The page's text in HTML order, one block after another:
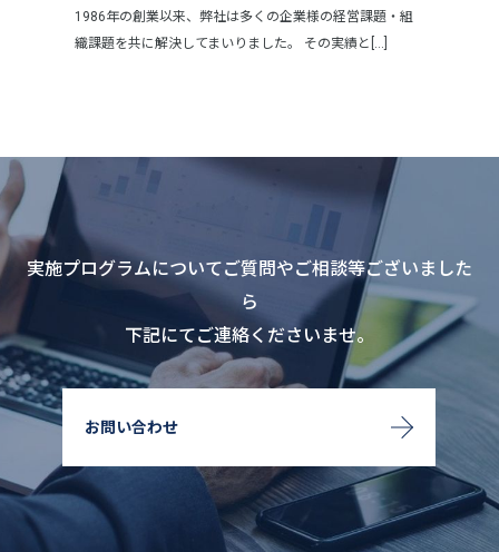
1986年の創業以来、弊社は多くの企業様の経営課題・組
織課題を共に解決してまいりました。 その実績と[...]
実施プログラムについてご質問やご相談等ございました
ら
下記にてご連絡くださいませ。
お問い合わせ